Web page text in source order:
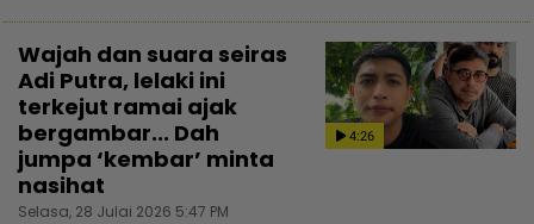
4:26
Wajah dan suara seiras
Adi Putra, lelaki ini
terkejut ramai ajak
bergambar... Dah
jumpa ‘kembar’ minta
nasihat
Selasa, 28 Julai 2026 5:47 PM